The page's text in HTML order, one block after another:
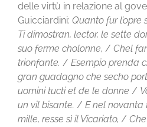
delle virtù in relazione al
Guicciardini: Quanto fur l’opre
Ti dimostran, lector, le sette
suo ferme cholonne, / Chel
trionfante. / Esempio prenda
gran guadagno che secho
uomini tucti et de le donne /
un vil bisante. / E nel novanta
mille, resse sì il Vicariato, /